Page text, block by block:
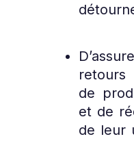
de
et de
de leur